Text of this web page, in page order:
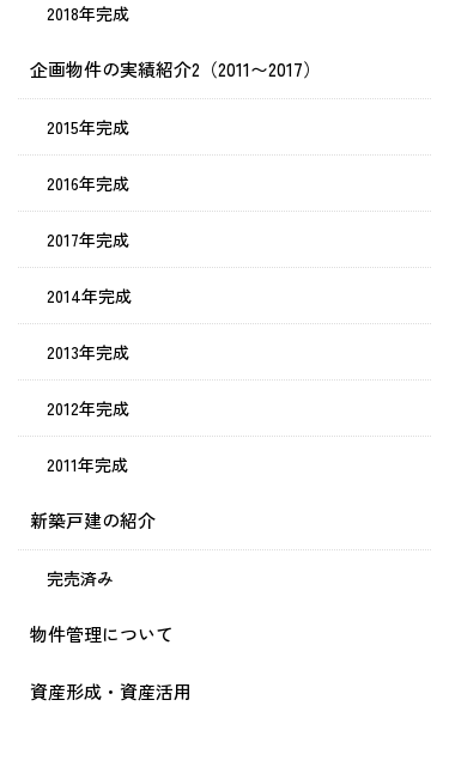
2018年完成
企画物件の実績紹介2（2011〜2017）
2015年完成
2016年完成
2017年完成
2014年完成
2013年完成
2012年完成
2011年完成
新築戸建の紹介
完売済み
物件管理について
資産形成・資産活用